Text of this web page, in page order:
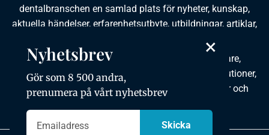
dentalbranschen en samlad plats för nyheter, kunskap,
aktuella händelser, erfarenhetsutbyte, utbildningar, artiklar,
Dental24 produceras i samverkan med tandläkare,
tandhygienister, tandsköterskor, tandtekniker, institutioner,
kursgivare, föreningar, organisationer, leverantörer och
×
Nyhetsbrev
Gör som 8 500 andra,
prenumera på vårt nyhetsbrev